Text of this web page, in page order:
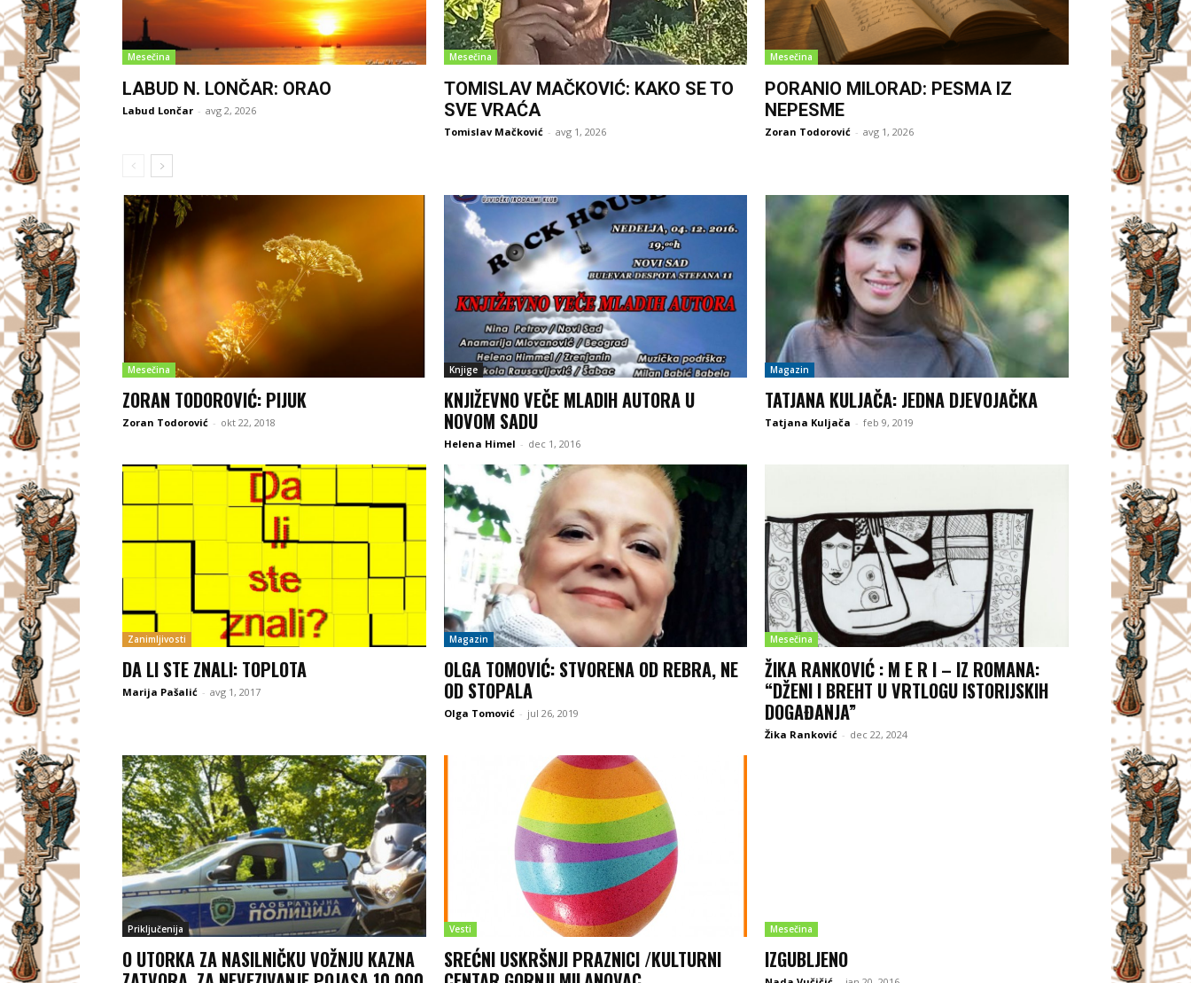
Mesečina
LABUD N. LONČAR: ORAO
Labud Lončar - avg 2, 2026
Mesečina
TOMISLAV MAČKOVIĆ: KAKO SE TO
SVE VRAĆA
Tomislav Mačković - avg 1, 2026
Mesečina
PORANIO MILORAD: PESMA IZ
NEPESME
Zoran Todorović - avg 1, 2026
Mesečina
ZORAN TODOROVIĆ: PIJUK
Zoran Todorović - okt 22, 2018
Knjige
KNJIŽEVNO VEČE MLADIH AUTORA U
NOVOM SADU
Helena Himel - dec 1, 2016
Magazin
TATJANA KULJAČA: JEDNA DJEVOJAČKA
Tatjana Kuljača - feb 9, 2019
Zanimljivosti
DA LI STE ZNALI: TOPLOTA
Marija Pašalić - avg 1, 2017
Magazin
OLGA TOMOVIĆ: STVORENA OD REBRA, NE
OD STOPALA
Olga Tomović - jul 26, 2019
Mesečina
ŽIKA RANKOVIĆ : M E R I – IZ ROMANA:
“DŽENI I BREHT U VRTLOGU ISTORIJSKIH
DOGAĐANJA”
Žika Ranković - dec 22, 2024
Priključenija
O UTORKA ZA NASILNIČKU VOŽNJU KAZNA
Vesti
SREĆNI USKRŠNJI PRAZNICI /KULTURNI
Mesečina
IZGUBLJENO